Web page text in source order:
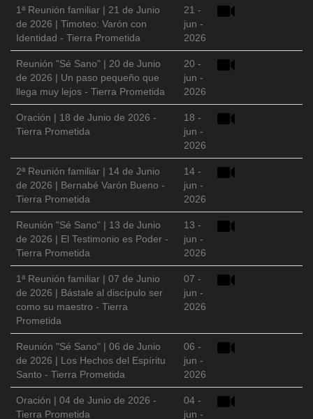
1ª Reunión familiar | 21 de Junio
de 2026 | Timoteo: Varón con
Identidad - Tierra Prometida
21 -
jun -
2026
Reunión "Sé Sano" | 20 de Junio
de 2026 | Un paso pequeño que
llega muy lejos - Tierra Prometida
20 -
jun -
2026
Oración | 18 de Junio de 2026 -
Tierra Prometida
18 -
jun -
2026
2ª Reunión familiar | 14 de Junio
de 2026 | Bernabé Varón Bueno -
Tierra Prometida
14 -
jun -
2026
Reunión "Sé Sano" | 13 de Junio
de 2026 | El Testimonio es Poder -
Tierra Prometida
13 -
jun -
2026
1ª Reunión familiar | 07 de Junio
de 2026 | Bástale al discípulo ser
como su maestro - Tierra
Prometida
07 -
jun -
2026
Reunión "Sé Sano" | 06 de Junio
de 2026 | Los Hechos del Espíritu
Santo - Tierra Prometida
06 -
jun -
2026
Oración | 04 de Junio de 2026 -
Tierra Prometida
04 -
jun -